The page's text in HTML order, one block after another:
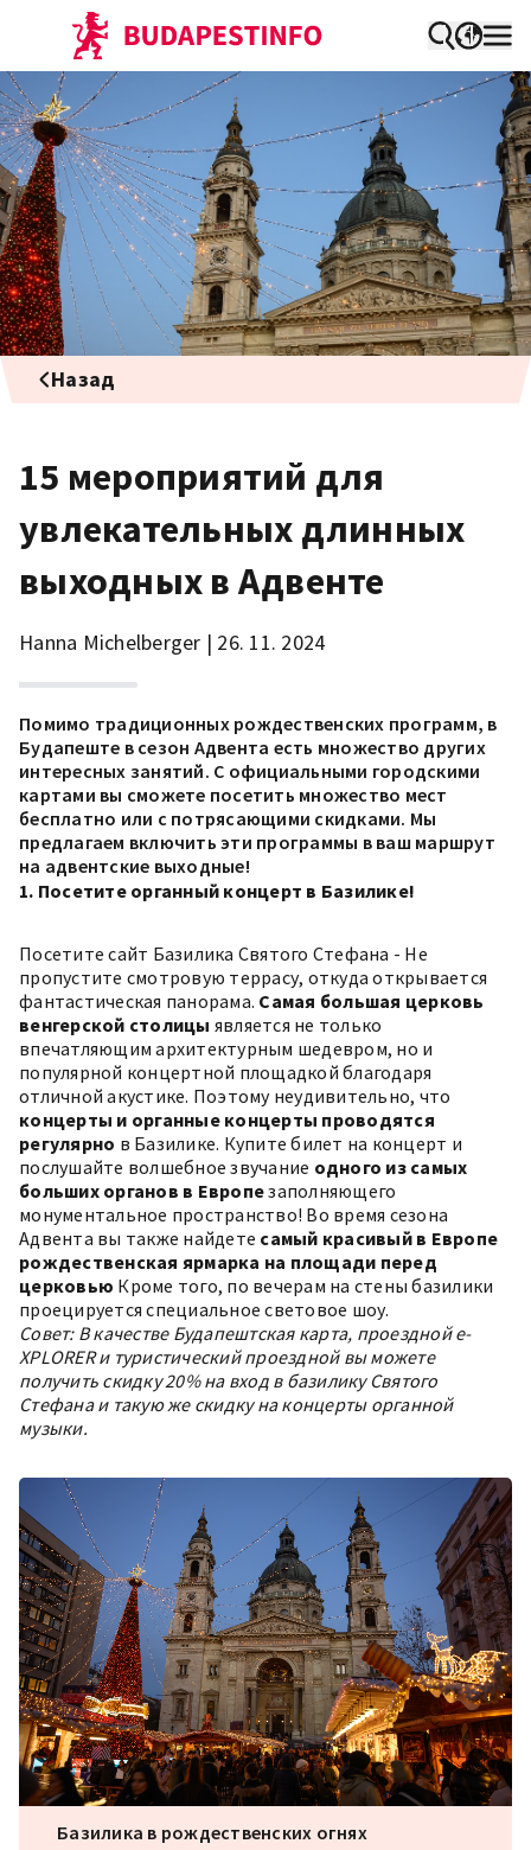
Назад
15 мероприятий для
увлекательных длинных
выходных в Адвенте
Hanna Michelberger | 26. 11. 2024
Помимо традиционных рождественских программ, в
Будапеште в сезон Адвента есть множество других
интересных занятий. С официальными городскими
картами вы сможете посетить множество мест
бесплатно или с потрясающими скидками. Мы
предлагаем включить эти программы в ваш маршрут
на адвентские выходные!
1. Посетите органный концерт в Базилике!
Посетите сайт Базилика Святого Стефана - Не
пропустите смотровую террасу, откуда открывается
фантастическая панорама. Самая большая церковь
венгерской столицы является не только
впечатляющим архитектурным шедевром, но и
популярной концертной площадкой благодаря
отличной акустике. Поэтому неудивительно, что
концерты и органные концерты проводятся
регулярно в Базилике. Купите билет на концерт и
послушайте волшебное звучание одного из самых
больших органов в Европезаполняющего
монументальное пространство! Во время сезона
Адвента вы также найдете самый красивый в Европе
рождественская ярмарка на площади перед
церковью Кроме того, по вечерам на стены базилики
проецируется специальное световое шоу.
Совет: В качестве Будапештская карта, проездной e-
XPLORER и туристический проездной вы можете
получить скидку 20% на вход в базилику Святого
Стефана и такую же скидку на концерты органной
музыки.
Базилика в рождественских огнях